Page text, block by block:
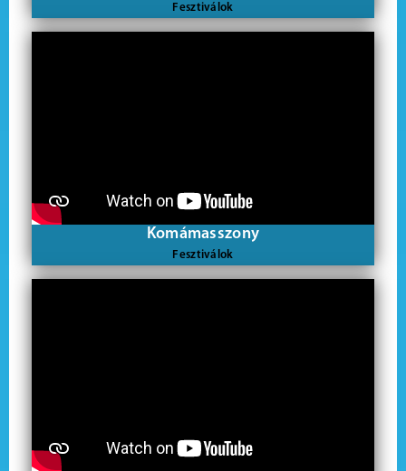
Fesztiválok
Komámasszony
Fesztiválok